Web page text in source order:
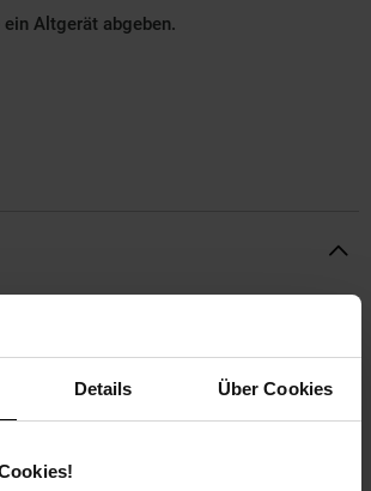
Details Über Cookies
Altgerät abgeben.